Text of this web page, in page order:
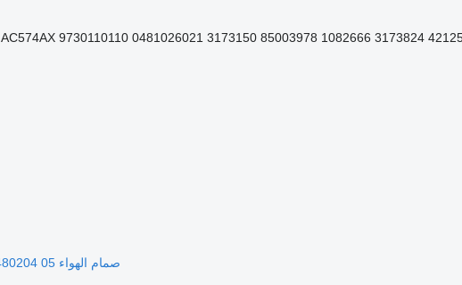
AC574AX 9730110110 0481026021 3173150 85003978 1082666 3173824
صمام الهواء 05 480204 لـ الشاحنات IVECO EuroTech Cursor (MH)